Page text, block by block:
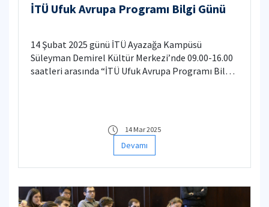
İTÜ Ufuk Avrupa Programı Bilgi Günü
14 Şubat 2025 günü İTÜ Ayazağa Kampüsü
Süleyman Demirel Kültür Merkezi’nde 09.00-16.00
saatleri arasında “İTÜ Ufuk Avrupa Programı Bilgi
14 Mar 2025
Devamı